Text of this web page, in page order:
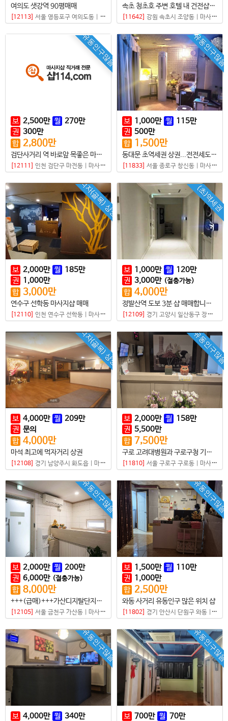
여의도 샛강역 90평매매
[12113] 서울 영등포구 여의도동 마사지샵
속초 청초호 주변 호텔 내 건전샵매매
[11642] 강원 속초시 조양동 마사지샵
유동인구많음
보 2,500만 월 270만
권 300만
합 2,800만
검단사거리 역 바로앞 목좋은 마사지샵 매매
[12111] 인천 검단구 마전동 마사지샵
유동인구많음
보 1,000만 월 115만
권 500만
합 1,500만
동대문 초역세권 상권...전전세도 가능한 샵
[11833] 서울 종로구 창신동 마사지샵
먹자(골목) 상권
보 2,000만 월 185만
권 1,000만
합 3,000만
연수구 선학동 마사지샵 매매
[12110] 인천 연수구 선학동 마사지샵
(초)역세권
보 1,000만 월 120만
권 3,000만 (절충가능)
합 4,000만
정발산역 도보 3분 샵 매매합니다 방4개 모든방 샤워실 갖춤 !
[12109] 경기 고양시 일산동구 장항동
먹자(골목) 상권
보 4,000만 월 209만
권 문의
합 4,000만
마석 최고에 먹자거리 상권
[12108] 경기 남양주시 화도읍 마사지샵
유동인구많음
보 2,000만 월 158만
권 5,500만
합 7,500만
구로 고려대병원과 구로구청 기관이 있는 대로변 샵
[11810] 서울 구로구 구로동 마사지샵
유동인구많음
보 2,000만 월 200만
권 6,000만 (절충가능)
합 8,000만
+++(급매)+++가산디지탈단지오거리 유동인구 진짜 많은 곳 샵매매
[12105] 서울 금천구 가산동 마사지샵
유동인구많음
보 1,500만 월 110만
권 1,000만
합 2,500만
와동 사거리 유동인구 많은 위치 샵
[11802] 경기 안산시 단원구 와동 마사
유동인구많음
보 4,000만 월 340만
유동인구많음
보 700만 월 70만